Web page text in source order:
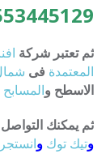
ثم تعتبر شركة
المعتمدة فى
الاسطح والمسابح
ثم يمكنك
وتيك توك و